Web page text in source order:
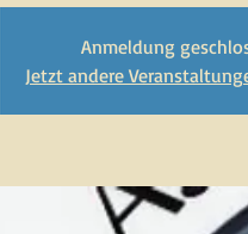
Anmeldung
Jetzt andere